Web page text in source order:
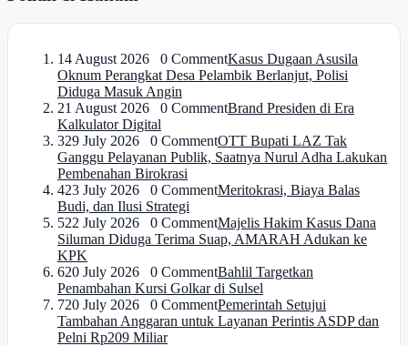
14 August 2026 0 CommentKasus Dugaan Asusila
Oknum Perangkat Desa Pelambik Berlanjut, Polisi
Diduga Masuk Angin
21 August 2026 0 CommentBrand Presiden di Era
Kalkulator Digital
329 July 2026 0 CommentOTT Bupati LAZ Tak
Ganggu Pelayanan Publik, Saatnya Nurul Adha Lakukan
Pembenahan Birokrasi
423 July 2026 0 CommentMeritokrasi, Biaya Balas
Budi, dan Ilusi Strategi
522 July 2026 0 CommentMajelis Hakim Kasus Dana
Siluman Diduga Terima Suap, AMARAH Adukan ke
KPK
620 July 2026 0 CommentBahlil Targetkan
Penambahan Kursi Golkar di Sulsel
720 July 2026 0 CommentPemerintah Setujui
Tambahan Anggaran untuk Layanan Perintis ASDP dan
Pelni Rp209 Miliar